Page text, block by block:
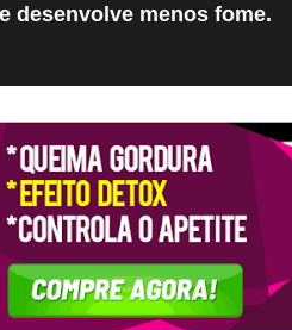
desenvolve menos fome.